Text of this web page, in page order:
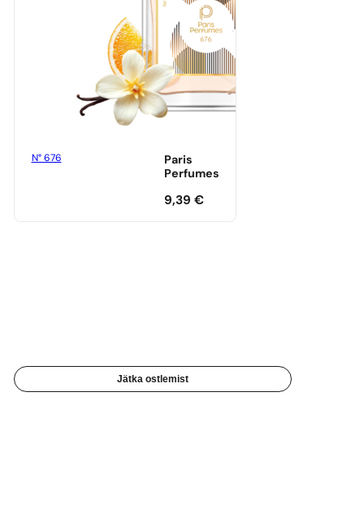
N° 676
Paris
Perfumes
9,39 €
Jätka ostlemist